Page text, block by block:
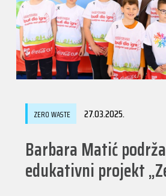
ZERO WASTE 27.03.2025.
Barbara Matić
edukativni projekt